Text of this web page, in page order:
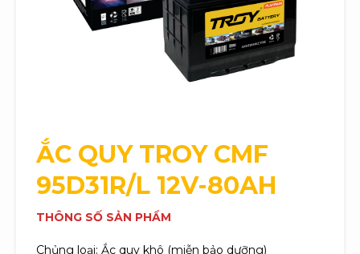
ẮC QUY TROYCMF
95D31R/L 12V-80AH
THÔNG SỐ SẢN PHẨM
Chủng loại: Ắc quy khô (miễn bảo dưỡng)